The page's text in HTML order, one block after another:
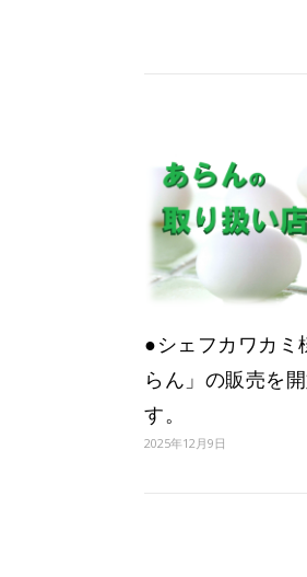
●シェフカワカミ
らん」の販売を
す。
2025年12月9日